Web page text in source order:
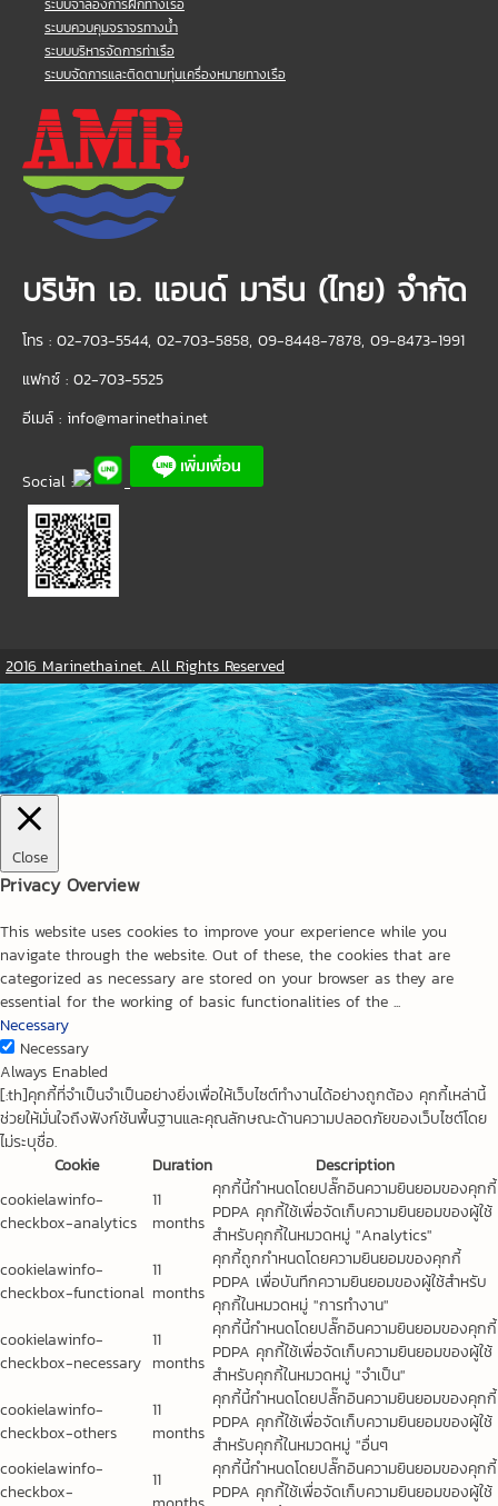
ระบบจำลองการฝึกทางเรือ
ระบบควบคุมจราจรทางน้ำ
ระบบบริหารจัดการท่าเรือ
ระบบจัดการและติดตามทุ่นเครื่องหมายทางเรือ
บริษัท เอ. แอนด์ มารีน (ไทย) จำกัด
โทร : 02-703-5544, 02-703-5858, 09-8448-7878, 09-8473-1991
แฟกซ์ : 02-703-5525
อีเมล์ : info@marinethai.net
Social :
2016 Marinethai.net. All Rights Reserved
Close
Privacy Overview
This website uses cookies to improve your experience while you
navigate through the website. Out of these, the cookies that are
categorized as necessary are stored on your browser as they are
essential for the working of basic functionalities of the ...
Necessary
Necessary
Always Enabled
[:th]คุกกี้ที่จำเป็นจำเป็นอย่างยิ่งเพื่อให้เว็บไซต์ทำงานได้อย่างถูกต้อง คุกกี้เหล่านี้
ช่วยให้มั่นใจถึงฟังก์ชันพื้นฐานและคุณลักษณะด้านความปลอดภัยของเว็บไซต์โดย
ไม่ระบุชื่อ.
Cookie
Duration
Description
cookielawinfo-
checkbox-analytics
11
months
คุกกี้นี้กำหนดโดยปลั๊กอินความยินยอมของคุกกี้
PDPA คุกกี้ใช้เพื่อจัดเก็บความยินยอมของผู้ใช้
สำหรับคุกกี้ในหมวดหมู่ "Analytics"
cookielawinfo-
checkbox-functional
11
months
คุกกี้ถูกกำหนดโดยความยินยอมของคุกกี้
PDPA เพื่อบันทึกความยินยอมของผู้ใช้สำหรับ
คุกกี้ในหมวดหมู่ "การทำงาน"
cookielawinfo-
checkbox-necessary
11
months
คุกกี้นี้กำหนดโดยปลั๊กอินความยินยอมของคุกกี้
PDPA คุกกี้ใช้เพื่อจัดเก็บความยินยอมของผู้ใช้
สำหรับคุกกี้ในหมวดหมู่ "จำเป็น"
cookielawinfo-
checkbox-others
11
months
คุกกี้นี้กำหนดโดยปลั๊กอินความยินยอมของคุกกี้
PDPA คุกกี้ใช้เพื่อจัดเก็บความยินยอมของผู้ใช้
สำหรับคุกกี้ในหมวดหมู่ "อื่นๆ
cookielawinfo-
checkbox-
11
คุกกี้นี้กำหนดโดยปลั๊กอินความยินยอมของคุกกี้
PDPA คุกกี้ใช้เพื่อจัดเก็บความยินยอมของผู้ใช้